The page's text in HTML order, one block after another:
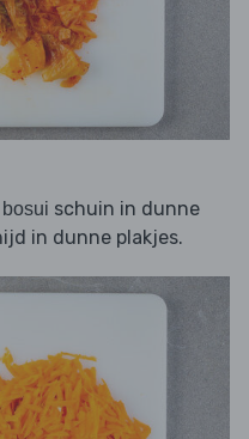
bosui schuin in dunne
in dunne plakjes.